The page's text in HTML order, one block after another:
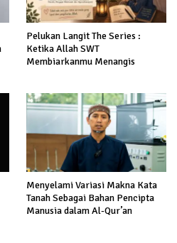
Pelukan Langit The Series :
Ketika Allah SWT
Membiarkanmu Menangis
Menyelami Variasi Makna Kata
Tanah Sebagai Bahan Pencipta
Manusia dalam Al-Qur’an